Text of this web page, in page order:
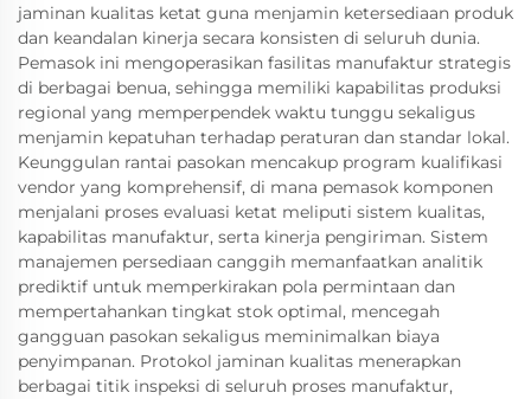
jaminan kualitas ketat guna menjamin ketersediaan produk
dan keandalan kinerja secara konsisten di seluruh dunia.
Pemasok ini mengoperasikan fasilitas manufaktur strategis
di berbagai benua, sehingga memiliki kapabilitas produksi
regional yang memperpendek waktu tunggu sekaligus
menjamin kepatuhan terhadap peraturan dan standar lokal.
Keunggulan rantai pasokan mencakup program kualifikasi
vendor yang komprehensif, di mana pemasok komponen
menjalani proses evaluasi ketat meliputi sistem kualitas,
kapabilitas manufaktur, serta kinerja pengiriman. Sistem
manajemen persediaan canggih memanfaatkan analitik
prediktif untuk memperkirakan pola permintaan dan
mempertahankan tingkat stok optimal, mencegah
gangguan pasokan sekaligus meminimalkan biaya
penyimpanan. Protokol jaminan kualitas menerapkan
berbagai titik inspeksi di seluruh proses manufaktur,